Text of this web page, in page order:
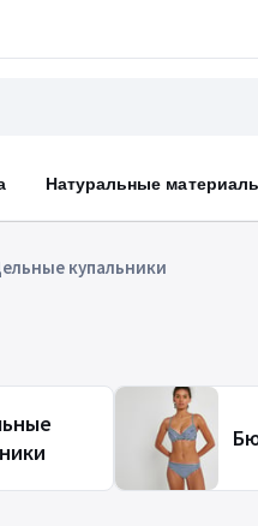
Натуральные
купальники